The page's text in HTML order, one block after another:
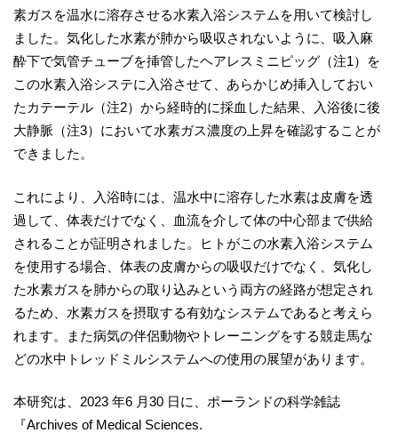
素ガスを温水に溶存させる水素入浴システムを用いて検討し
ました。気化した水素が肺から吸収されないように、吸入麻
酔下で気管チューブを挿管したヘアレスミニピッグ（注1）を
この水素入浴システに入浴させて、あらかじめ挿入しておい
たカテーテル（注2）から経時的に採血した結果、入浴後に後
大静脈（注3）において水素ガス濃度の上昇を確認することが
できました。
これにより、入浴時には、温水中に溶存した水素は皮膚を透
過して、体表だけでなく、血流を介して体の中心部まで供給
されることが証明されました。ヒトがこの水素入浴システム
を使用する場合、体表の皮膚からの吸収だけでなく、気化し
た水素ガスを肺からの取り込みという両方の経路が想定され
るため、水素ガスを摂取する有効なシステムであると考えら
れます。また病気の伴侶動物やトレーニングをする競走馬な
どの水中トレッドミルシステムへの使用の展望があります。
本研究は、2023 年6 月30 日に、ポーランドの科学雑誌
『Archives of Medical Sciences.